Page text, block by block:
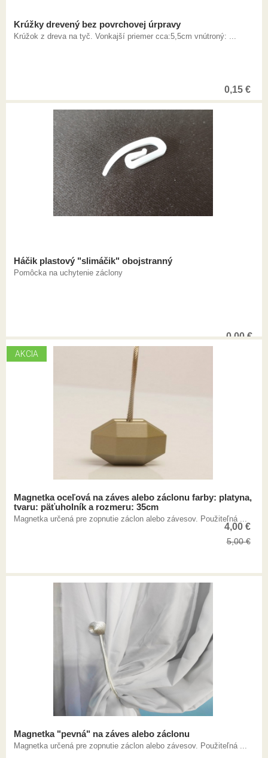
Krúžky drevený bez povrchovej úrpravy
Krúžok z dreva na tyč. Vonkajší priemer cca:5,5cm vnútroný: ...
0,15 €
Háčik plastový "slimáčik" obojstranný
Pomôcka na uchytenie záclony
0,00€
AKCIA
Magnetka oceľová na záves alebo záclonu farby: platyna,
tvaru: päťuholník a rozmeru: 35cm
Magnetka určená pre zopnutie záclon alebo závesov. Použiteľná ...
4,00 €
5,00€
Magnetka "pevná" na záves alebo záclonu
Magnetka určená pre zopnutie záclon alebo závesov. Použiteľná ...